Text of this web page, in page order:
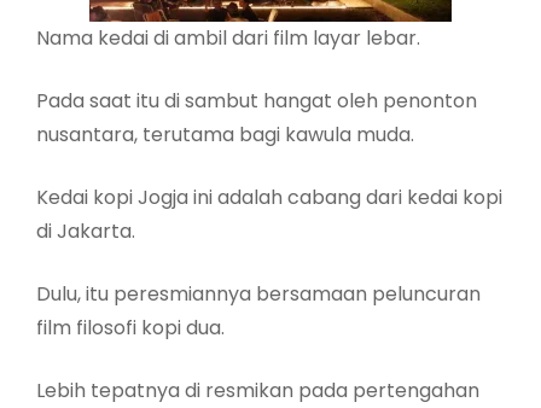
Nama kedai di ambil dari film layar lebar.
Pada saat itu di sambut hangat oleh penonton
nusantara, terutama bagi kawula muda.
Kedai kopi Jogja ini adalah cabang dari kedai kopi
di Jakarta.
Dulu, itu peresmiannya bersamaan peluncuran
film filosofi kopi dua.
Lebih tepatnya di resmikan pada pertengahan